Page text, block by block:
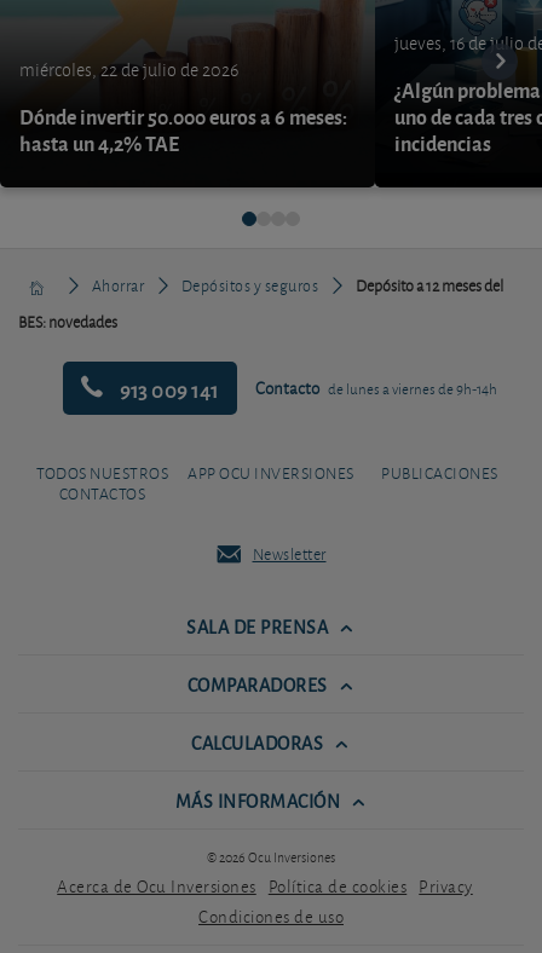
miércoles, 22 de julio de 2026
Dónde invertir 50.000 euros a 6 meses:
hasta un 4,2% TAE
jueves, 16 de julio
¿Algún problema
uno de cada
incidencias
Ahorrar Depósitos y seguros
Depósito a 12 meses del
BES: novedades
913 009 141 Contacto de lunes a viernes de 9h-14h
TODOS NUESTROS
CONTACTOS
APP OCU INVERSIONES PUBLICACIONES
Newsletter
SALA DE PRENSA
COMPARADORES
CALCULADORAS
MÁS INFORMACIÓN
© 2026 Ocu Inversiones
Acerca de Ocu Inversiones Política de cookies Privacy
Condiciones de uso